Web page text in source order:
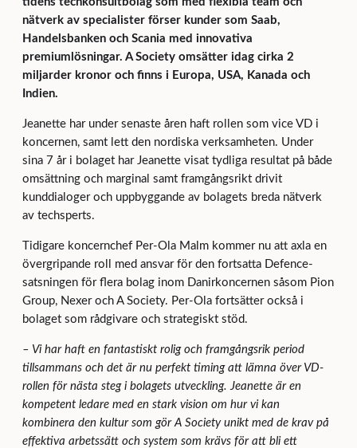
nätverk av specialister förser kunder som Saab,
Handelsbanken och Scania med innovativa
premiumlösningar. A Society omsätter idag cirka 2
miljarder kronor och finns i Europa, USA, Kanada och
Indien.
Jeanette har under senaste åren haft rollen som vice VD i
koncernen, samt lett den nordiska verksamheten. Under
sina 7 år i bolaget har Jeanette visat tydliga resultat på både
omsättning och marginal samt framgångsrikt drivit
kunddialoger och uppbyggande av bolagets breda nätverk
av techsperts.
Tidigare koncernchef Per-Ola Malm kommer nu att axla en
övergripande roll med ansvar för den fortsatta Defence-
satsningen för flera bolag inom Danirkoncernen såsom Pion
Group, Nexer och A Society. Per-Ola fortsätter också i
bolaget som rådgivare och strategiskt stöd.
– Vi har haft en fantastiskt rolig och framgångsrik period
tillsammans och det är nu perfekt timing att lämna över VD-
rollen för nästa steg i bolagets utveckling. Jeanette är en
kompetent ledare med en stark vision om hur vi kan
kombinera den kultur som gör A Society unikt med de krav på
effektiva arbetssätt och system som krävs för att bli ett